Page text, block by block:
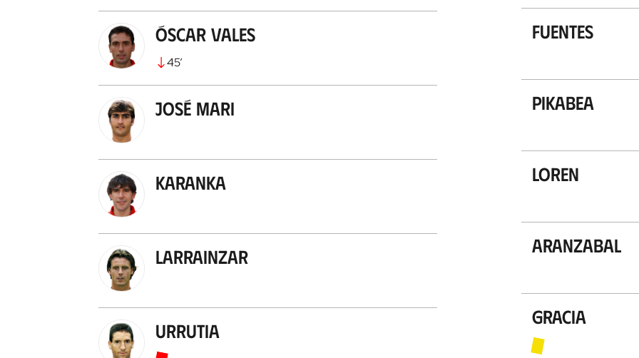
Óscar Vales
45’
José Mari
Karanka
Larrainzar
Urrutia
Fuentes
Pikabea
Loren
Aranzabal
Gracia